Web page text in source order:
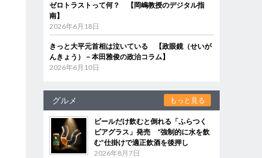
ゼロトラストって何？ 【岡嶋教授のデジタル指
南】
2026年6月18日
きっと大平元首相は泣いている 【政眼鏡（せいが
んきょう）－本田雅俊の政治コラム】
2026年6月10日
グルメ もっと見る
ビールだけ飲むと倒れる「ふらつく
ビアグラス」発売 “強制的に水を飲
む”仕掛けで適正飲酒を後押し
2026年8月7日